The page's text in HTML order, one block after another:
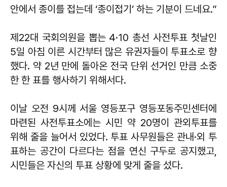
안에서 종이를 접는데 ‘종이접기’ 하는 기분이 드네요.”
제22대 국회의원을 뽑는 4·10 총선 사전투표 첫날인
5일 아침 이른 시간부터 많은 유권자들이 투표소로 향
했다. 약 2년 만에 돌아온 전국 단위 선거인 만큼 소중
한 한 표를 행사하기 위해서다.
이날 오전 9시께 서울 영등포구 영등포동주민센터에
마련된 사전투표소에는 시민 약 20명이 관외투표를
위해 줄을 늘어서 있었다. 투표 사무원들은 관내·외 투
표하는 공간이 다르다는 점을 연신 구두로 공지했고,
시민들은 자신의 투표 상황에 맞게 줄을 섰다.